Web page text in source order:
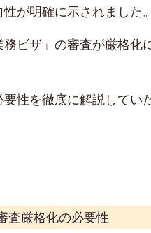
性が明確に示されました。
ビザ」の審査が厳格化
性を徹底に解説してい
査厳格化の必要性